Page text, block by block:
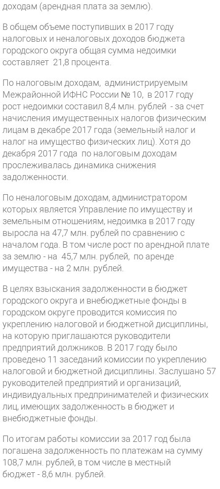
доходам (арендная плата за землю).
В общем объеме поступивших в 2017 году
налоговых и неналоговых доходов бюджета
городского округа общая сумма недоимки
составляет 21,8 процента.
По налоговым доходам, администрируемым
Межрайонной ИФНС России № 10, в 2017 году
рост недоимки составил 8,4 млн. рублей - за счет
начисления имущественных налогов физическим
лицам в декабре 2017 года (земельный налог и
налог на имущество физических лиц). Хотя до
декабря 2017 года по налоговым доходам
прослеживалась динамика снижения
задолженности.
По неналоговым доходам, администратором
которых является Управление по имуществу и
земельным отношениям, недоимка в 2017 году
выросла на 47,7 млн. рублей по сравнению с
началом года. В том числе рост по арендной плате
за землю - на 45,7 млн. рублей, по аренде
имущества - на 2 млн. рублей.
В целях взыскания задолженности в бюджет
городского округа и внебюджетные фонды в
городском округе проводится комиссия по
укреплению налоговой и бюджетной дисциплины,
на которую приглашаются руководители
предприятий должников. В 2017 году было
проведено 11 заседаний комиссии по укреплению
налоговой и бюджетной дисциплины. Заслушано 57
руководителей предприятий и организаций,
индивидуальных предпринимателей и физических
лиц, имеющих задолженность в бюджет и
внебюджетные фонды.
По итогам работы комиссии за 2017 год была
погашена задолженность по платежам на сумму
108,7 млн. рублей, в том числе в местный
бюджет - 8,6 млн. рублей.